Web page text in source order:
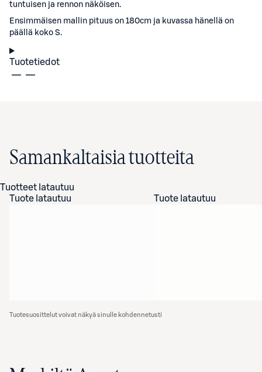
tuntuisen ja rennon näköisen.
Ensimmäisen mallin pituus on 180cm ja kuvassa hänellä on
päällä koko S.
Tuotetiedot
Samankaltaisia tuotteita
Tuotteet latautuu
Tuote latautuu
Tuote latautuu
Tuotesuosittelut voivat näkyä sinulle kohdennetusti